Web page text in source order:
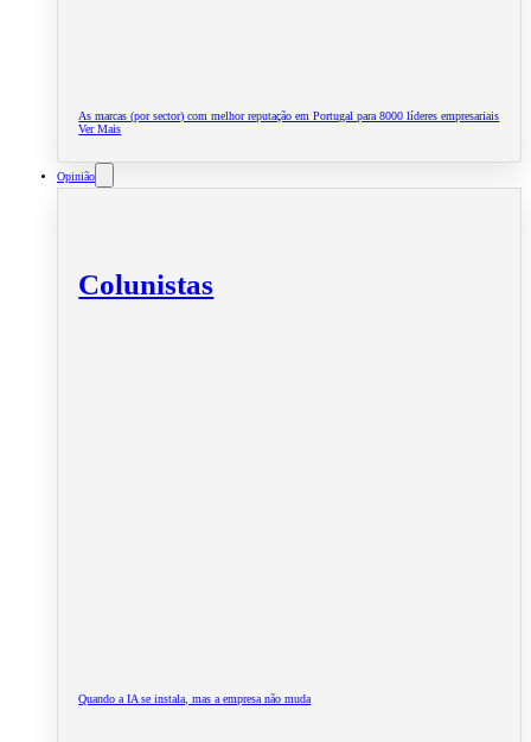
As marcas (por sector) com melhor reputação em Portugal para 8000 líderes empresariais
Ver Mais
Opinião
Colunistas
Quando a IA se instala, mas a empresa não muda